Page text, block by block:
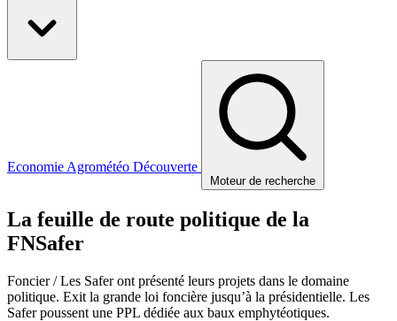
Economie Agrométéo Découverte
Moteur de recherche
La feuille de route politique de la
FNSafer
Foncier / Les Safer ont présenté leurs projets dans le domaine
politique. Exit la grande loi foncière jusqu’à la présidentielle. Les
Safer poussent une PPL dédiée aux baux emphytéotiques.